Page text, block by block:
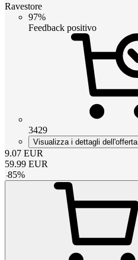
Ravestore
97%
Feedback positivo
3429
Visualizza i dettagli dell'offerta
9.07 EUR
59.99 EUR
-85%